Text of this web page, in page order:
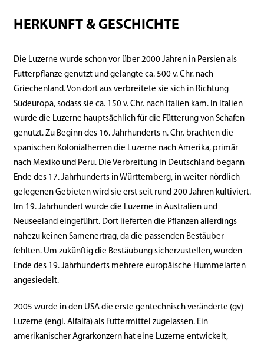
HERKUNFT & GESCHICHTE
Die Luzerne wurde schon vor über 2000 Jahren in Persien als
Futterpflanze genutzt und gelangte ca. 500 v. Chr. nach
Griechenland. Von dort aus verbreitete sie sich in Richtung
Südeuropa, sodass sie ca. 150 v. Chr. nach Italien kam. In Italien
wurde die Luzerne hauptsächlich für die Fütterung von Schafen
genutzt. Zu Beginn des 16. Jahrhunderts n. Chr. brachten die
spanischen Kolonialherren die Luzerne nach Amerika, primär
nach Mexiko und Peru. Die Verbreitung in Deutschland begann
Ende des 17. Jahrhunderts in Württemberg, in weiter nördlich
gelegenen Gebieten wird sie erst seit rund 200 Jahren kultiviert.
Im 19. Jahrhundert wurde die Luzerne in Australien und
Neuseeland eingeführt. Dort lieferten die Pflanzen allerdings
nahezu keinen Samenertrag, da die passenden Bestäuber
fehlten. Um zukünftig die Bestäubung sicherzustellen, wurden
Ende des 19. Jahrhunderts mehrere europäische Hummelarten
angesiedelt.
2005 wurde in den USA die erste gentechnisch veränderte (gv)
Luzerne (engl. Alfalfa) als Futtermittel zugelassen. Ein
amerikanischer Agrarkonzern hat eine Luzerne entwickelt,